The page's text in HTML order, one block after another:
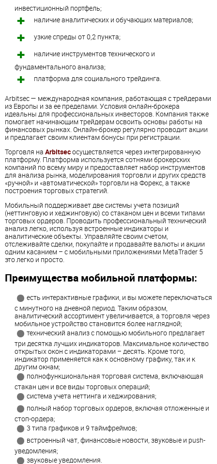
инвестиционный портфель;
наличие аналитических и обучающих материалов;
узкие спреды от 0,2 пункта;
наличие инструментов технического и
фундаментального анализа;
платформа для социального трейдинга.
Arbitsec — международная компания, работающая с трейдерами
из Европы и за ее пределами. Условия онлайн-брокера
идеальны для профессиональных инвесторов. Компания также
помогает начинающим трейдерам освоить основы работы на
финансовых рынках. Онлайн-брокер регулярно проводит акции
и предлагает своим клиентам бонусы при регистрации.
Торговля на Arbitsecосуществляется через интегрированную
платформу. Платформа используется сотнями брокерских
компаний по всему миру и предоставляет набор инструментов
для анализа рынка, моделирования торговли и других средств
«ручной» и «автоматической» торговли на Форекс, а также
построения торговых стратегий.
Мобильный поддерживает две системы учета позиций
(неттинговую и хеджинговую) со стаканом цен и всеми типами
торговых ордеров. Проводить профессиональный технический
анализ легко, используя встроенные индикаторы и
аналитические объекты. Управляйте своим счетом,
отслеживайте сделки, покупайте и продавайте валюты и акции
одним касанием – с мобильными приложениями MetaTrader 5
это легко и просто.
Преимущества мобильной платформы:
есть интерактивные графики, и вы можете переключаться
с минутного на дневной период. Таким образом,
аналитический ассортимент увеличивается, а торговля через
мобильное устройство становится более наглядной;
технический анализ с помощью мобильного предлагает
три десятка лучших индикаторов. Максимальное количество
открытых окон с индикаторами – десять. Кроме того,
индикатор применяется как к основному графику, так и к
другим окнам;
полнофункциональная торговая система, включающая
стакан цен и все виды торговых операций;
система учета неттинга и хеджирования;
полный набор торговых ордеров, включая отложенные и
стоп-ордера;
3 типа графиков и 9 таймфреймов;
встроенный чат, финансовые новости, звуковые и push-
уведомления;
звуковые уведомления.